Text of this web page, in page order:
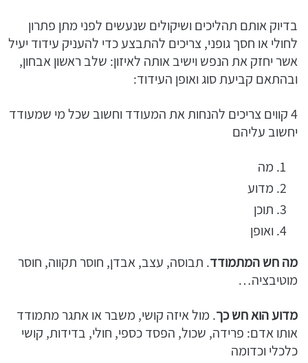
בדיוק אותם תהליכים ושיקולים שנעשים לפני מתן פתרון
לחולי או חסך גופני, צריכים להתבצע כדי להעניק עידוד יעיל
אשר יחזק את הנפש וישיב אותה לאיזון: שלב ראשון אבחון,
ובהתאם קביעת סוג ואופן העידוד:
4 קווים צריכים להנחות את המעודד וחשוב שכל מי שמעודד
יחשוב עליהם
מה
מדוע
תוכן
ואופן
מה חש המתמודד. תבוסה, עצב, אבדן, חוסר תקווה, חוסר
מוטיבציה…
מדוע הוא חש כך. מול איזה קושי, משבר או אתגר מתמודד
אותו אדם: פרידה, שכול, הפסד כספי, חולי, בדידות, קושי
כלכלי וכדומה